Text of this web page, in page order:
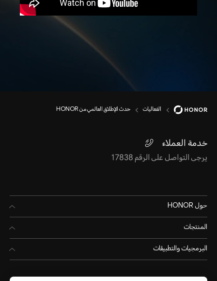
الفعاليات حدث الإطلاق العالمي من HONOR
خدمة العملاء
يرجى التواصل على الرقم 17838
حول HONOR
المنتجات
البرمجيات والتطبيقات